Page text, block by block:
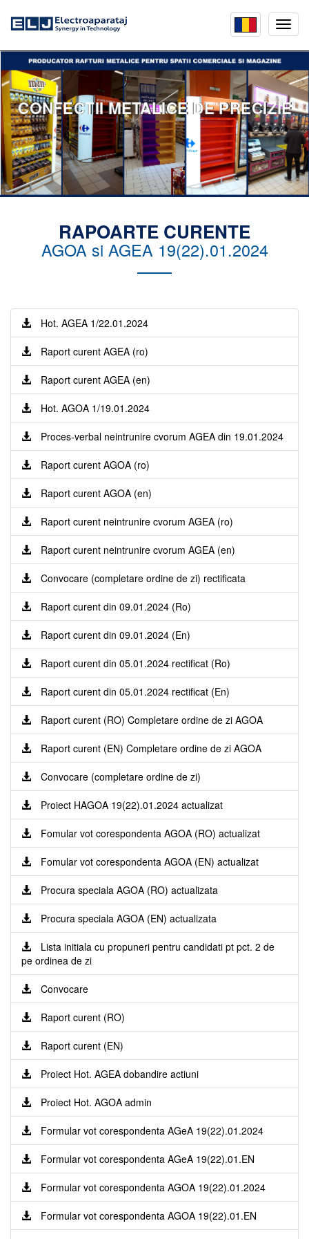
menu
CONFECTII METALICE DE PRECIZIE
RAPOARTE CURENTE
AGOA si AGEA 19(22).01.2024
Hot. AGEA 1/22.01.2024
Raport curent AGEA (ro)
Raport curent AGEA (en)
Hot. AGOA 1/19.01.2024
Proces-verbal neintrunire cvorum AGEA din 19.01.2024
Raport curent AGOA (ro)
Raport curent AGOA (en)
Raport curent neintrunire cvorum AGEA (ro)
Raport curent neintrunire cvorum AGEA (en)
Convocare (completare ordine de zi) rectificata
Raport curent din 09.01.2024 (Ro)
Raport curent din 09.01.2024 (En)
Raport curent din 05.01.2024 rectificat (Ro)
Raport curent din 05.01.2024 rectificat (En)
Raport curent (RO) Completare ordine de zi AGOA
Raport curent (EN) Completare ordine de zi AGOA
Convocare (completare ordine de zi)
Proiect HAGOA 19(22).01.2024 actualizat
Fomular vot corespondenta AGOA (RO) actualizat
Fomular vot corespondenta AGOA (EN) actualizat
Procura speciala AGOA (RO) actualizata
Procura speciala AGOA (EN) actualizata
Lista initiala cu propuneri pentru candidati pt pct. 2 de
pe ordinea de zi
Convocare
Raport curent (RO)
Raport curent (EN)
Proiect Hot. AGEA dobandire actiuni
Proiect Hot. AGOA admin
Formular vot corespondenta AGeA 19(22).01.2024
Formular vot corespondenta AGeA 19(22).01.EN
Formular vot corespondenta AGOA 19(22).01.2024
Formular vot corespondenta AGOA 19(22).01.EN